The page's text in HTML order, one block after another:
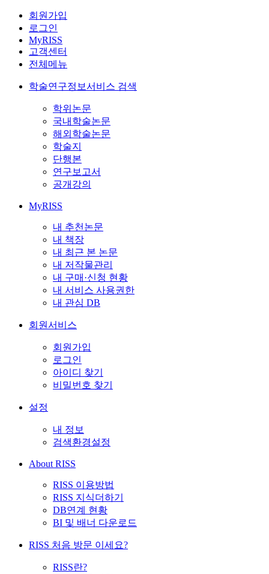
회원가입
로그인
MyRISS
고객센터
전체메뉴
학술연구정보서비스 검색
학위논문
국내학술논문
해외학술논문
학술지
단행본
연구보고서
공개강의
MyRISS
내 추천논문
내 책장
내 최근 본 논문
내 저작물관리
내 구매·신청 현황
내 서비스 사용권한
내 관심 DB
회원서비스
회원가입
로그인
아이디 찾기
비밀번호 찾기
설정
내 정보
검색환경설정
About RISS
RISS 이용방법
RISS 지식더하기
DB연계 현황
BI 및 배너 다운로드
RISS 처음 방문 이세요?
RISS란?